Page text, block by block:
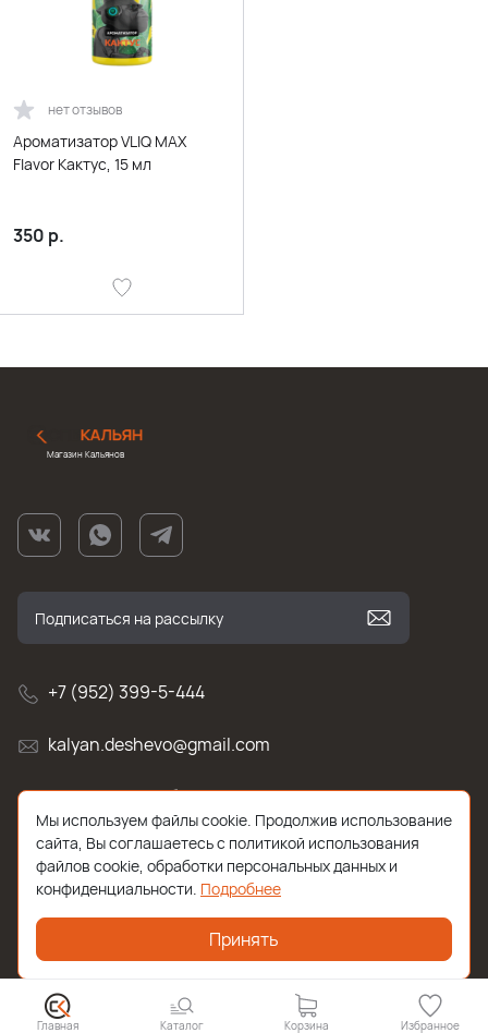
нет отзывов
Ароматизатор VLIQ MAX
Flavor Кактус, 15 мл
350 р.
Магазин Кальянов
+7 (952) 399-5-444
kalyan.deshevo@gmail.com
г. Санкт-Петербург, улица Белы Куна , д.2к1
2026 © Все права защищены. Работает наReadyScript
Главная Каталог Корзина Избранное
Мы используем файлы cookie. Продолжив использование
сайта, Вы соглашаетесь с политикой использования
файлов cookie, обработки персональных данных и
конфиденциальности. Подробнее
Принять